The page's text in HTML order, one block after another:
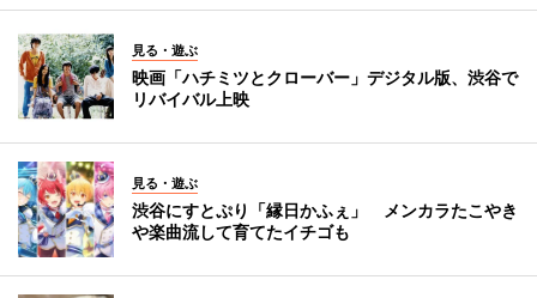
見る・遊ぶ
映画「ハチミツとクローバー」デジタル版、渋谷で
リバイバル上映
見る・遊ぶ
渋谷にすとぷり「縁日かふぇ」 メンカラたこやき
や楽曲流して育てたイチゴも